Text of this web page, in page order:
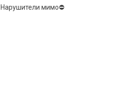
Нарушители мимо⛔